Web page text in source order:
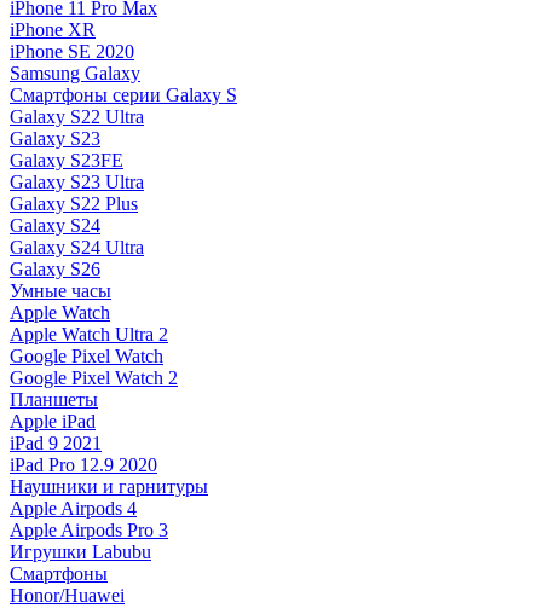
iPhone 11 Pro Max
iPhone XR
iPhone SE 2020
Samsung Galaxy
Смартфоны серии Galaxy S
Galaxy S22 Ultra
Galaxy S23
Galaxy S23FE
Galaxy S23 Ultra
Galaxy S22 Plus
Galaxy S24
Galaxy S24 Ultra
Galaxy S26
Умные часы
Apple Watch
Apple Watch Ultra 2
Google Pixel Watch
Google Pixel Watch 2
Планшеты
Apple iPad
iPad 9 2021
iPad Pro 12.9 2020
Наушники и гарнитуры
Apple Airpods 4
Apple Airpods Pro 3
Игрушки Labubu
Смартфоны
Honor/Huawei